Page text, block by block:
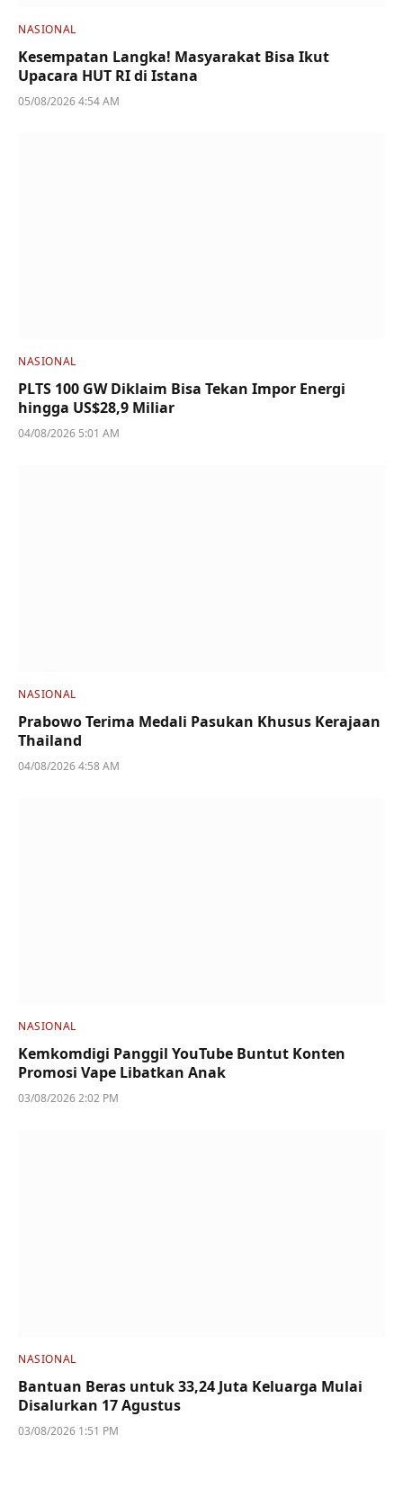
NASIONAL
Kesempatan Langka! Masyarakat Bisa Ikut
Upacara HUT RI di Istana
05/08/2026 4:54 AM
NASIONAL
PLTS 100 GW Diklaim Bisa Tekan Impor Energi
hingga US$28,9 Miliar
04/08/2026 5:01 AM
NASIONAL
Prabowo Terima Medali Pasukan Khusus Kerajaan
Thailand
04/08/2026 4:58 AM
NASIONAL
Kemkomdigi Panggil YouTube Buntut Konten
Promosi Vape Libatkan Anak
03/08/2026 2:02 PM
NASIONAL
Bantuan Beras untuk 33,24 Juta Keluarga Mulai
Disalurkan 17 Agustus
03/08/2026 1:51 PM